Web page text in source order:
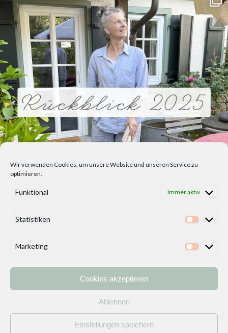
Wir verwenden Cookies, um unsere Website und unseren Service zu
optimieren.
Funktional Immer aktiv
Statistiken
Marketing
Cookies akzeptieren
Ablehnen
Einstellungen speichern
Kontakt
Impressum/ Datenschutzerklärung